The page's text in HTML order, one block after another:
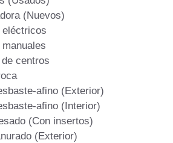
(Nuevos)
eléctricos
de centros
afino (Exterior)
afino (Interior)
(Con insertos)
(Exterior)